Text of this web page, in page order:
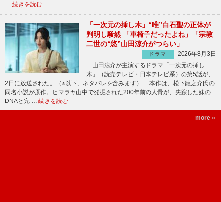
続きを読む
「一次元の挿し木」“唯”白石聖の正体が
判明し騒然 「車椅子だったよね」「宗教
二世の“悠”山田涼介がつらい」
ドラマ
2026年8月3日
山田涼介が主演するドラマ「一次元の挿し
木」（読売テレビ・日本テレビ系）の第5話が、
2日に放送された。（※以下、ネタバレを含みます） 本作は、松下龍之介氏の
同名小説が原作。ヒマラヤ山中で発掘された200年前の人骨が、失踪した妹の
DNAと完 … 続きを読む
more »